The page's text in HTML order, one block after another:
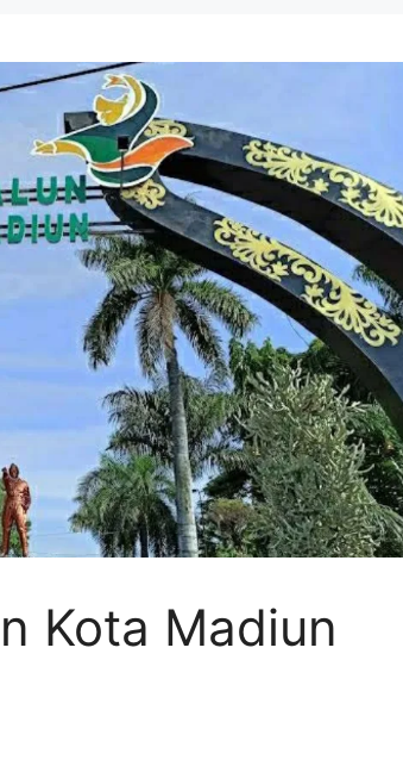
Kota Madiun